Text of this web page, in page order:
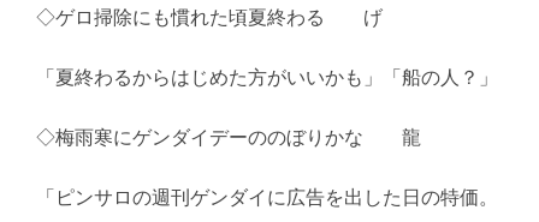
◇ゲロ掃除にも慣れた頃夏終わる げ
「夏終わるからはじめた方がいいかも」「船の人？」
◇梅雨寒にゲンダイデーののぼりかな 龍
「ピンサロの週刊ゲンダイに広告を出した日の特価。